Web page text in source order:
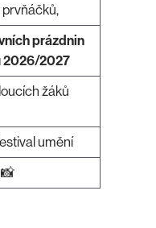
prázdnin
2026/2027
žáků
umění